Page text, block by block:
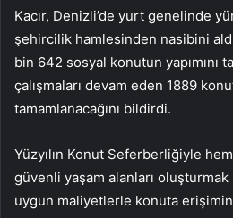
Kacır, Denizli’de yurt genelinde
şehircilik hamlesinden nasibini
bin 642 sosyal konutun yapımını
çalışmaları devam eden 1889
tamamlanacağını bildirdi.
Yüzyılın Konut Seferberliğiyle
güvenli yaşam alanları oluşturmak
uygun maliyetlerle konuta